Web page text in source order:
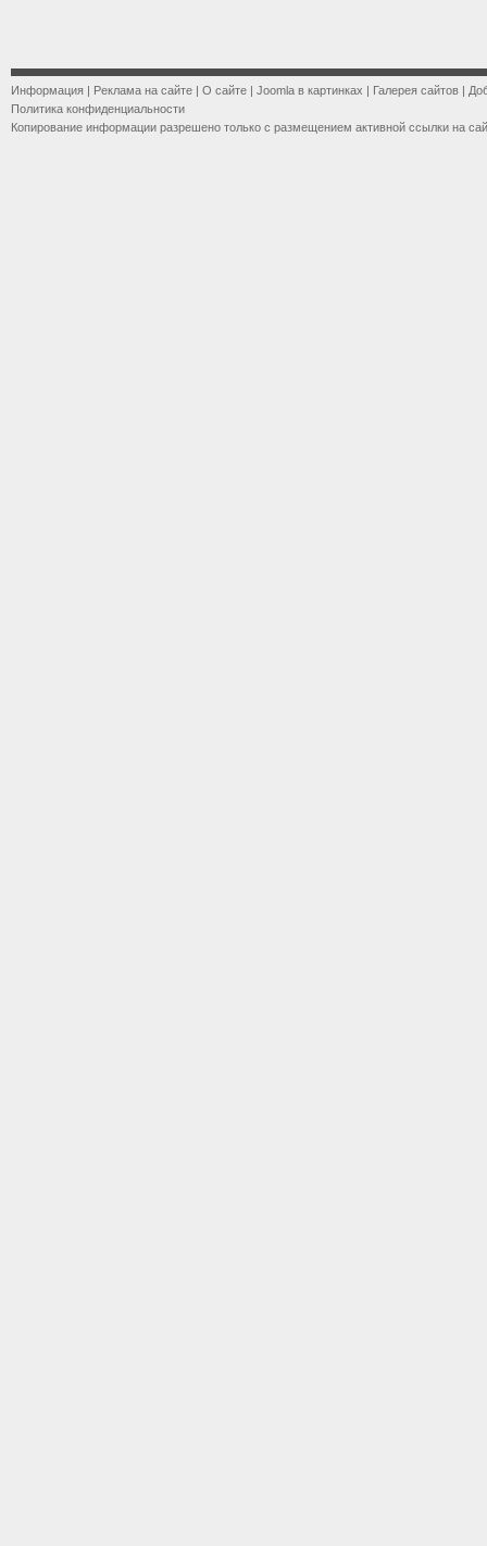
Информация | Реклама на сайте | О сайте | Joomla в картинках | Галерея сайтов |
Политика конфиденциальности
Копирование информации разрешено только с размещением активной ссылки на